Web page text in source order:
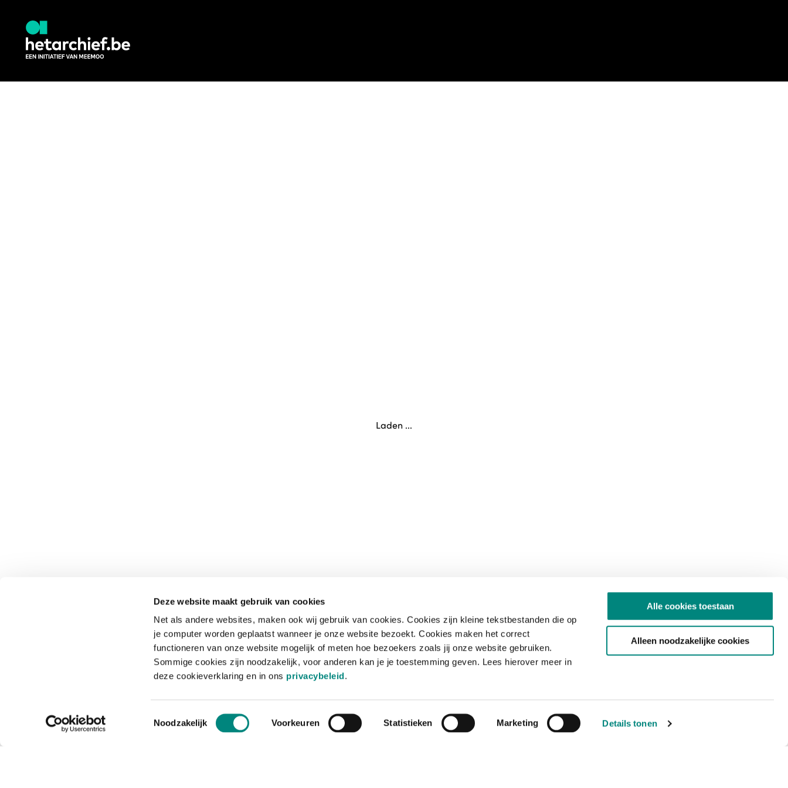
Deze website maakt gebruik van cookies
Net als andere websites, maken ook wij gebruik van cookies. Cookies zijn kleine tekstbestanden die op
je computer worden geplaatst wanneer je onze website bezoekt. Cookies maken het correct
functioneren van onze website mogelijk of meten hoe bezoekers zoals jij onze website gebruiken.
Sommige cookies zijn noodzakelijk, voor anderen kan je je toestemming geven. Lees hierover meer in
deze cookieverklaring en in ons privacybeleid.
Toestemmingsselectie
Noodzakelijk Voorkeuren Statistieken Marketing Details tonen
Alle cookies toestaan
Alleen noodzakelijke cookies
Laden ...